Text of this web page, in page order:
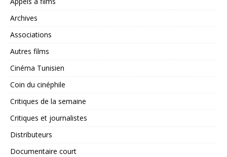
Archives
Associations
Autres films
Cinéma Tunisien
Coin du cinéphile
Critiques de la semaine
Critiques et journalistes
Distributeurs
Documentaire court